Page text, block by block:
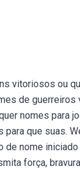
vitoriosos ou
de
nomes para
que suas.
nome
força,